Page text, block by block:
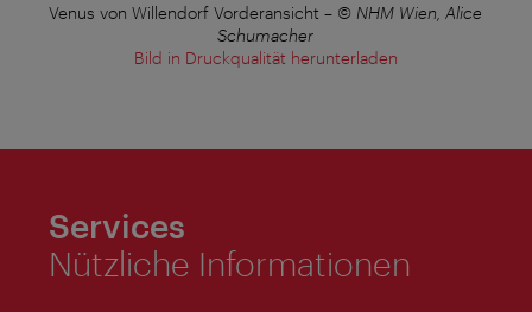
Venus von Willendorf Vorderansicht – © NHM Wien, Alice
Schumacher
Bild in Druckqualität herunterladen
Services
Nützliche Informationen